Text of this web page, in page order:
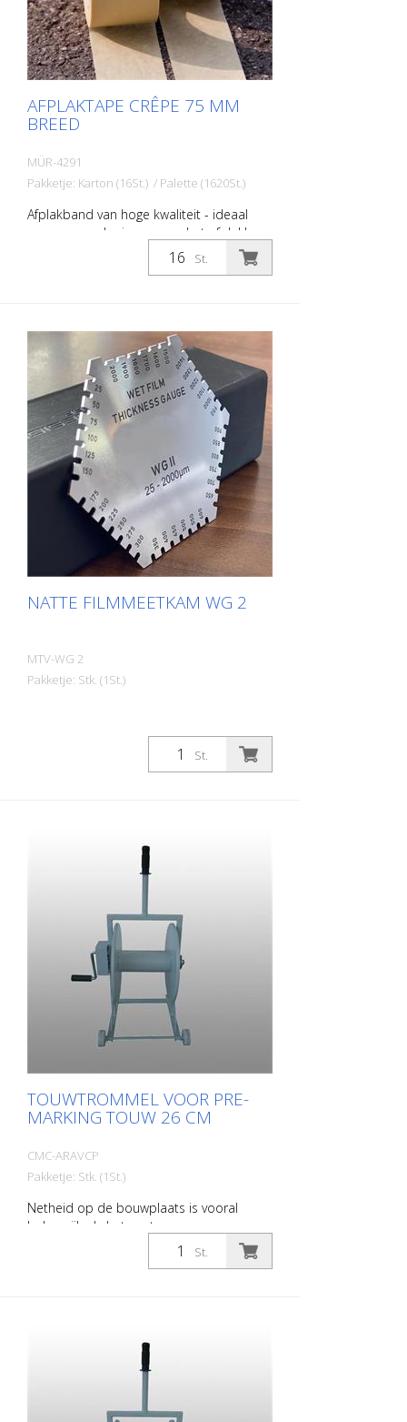
AFPLAKTAPE CRÊPE 75 MM
BREED
MÜR-4291
Pakketje: Karton (16St.) / Palette (1620St.)
Afplakband van hoge kwaliteit - ideaal
voor wegmarkeringen voor het afplakken
van veiligheidspaden, borden, symbolen,
enz. Breedte: 75 mm Lengte: 50 meter
St.
NATTE FILMMEETKAM WG 2
MTV-WG 2
Pakketje: Stk. (1St.)
St.
TOUWTROMMEL VOOR PRE-
MARKING TOUW 26 CM
CMC-ARAVCP
Pakketje: Stk. (1St.)
Netheid op de bouwplaats is vooral
belangrijk als het gaat om
wegmarkeringen. Met deze touwtrommel
met overbrenging kan je touw voor
diameter van het touw)
St.